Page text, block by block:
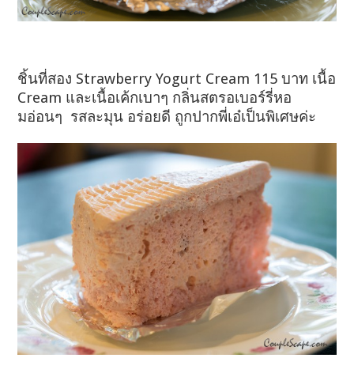
ชิ้นที่สอง Strawberry Yogurt Cream 115 บาท เนื้อ
Cream และเนื้อเค้กเบาๆ กลิ่นสตรอเบอร์รี่หอ
มอ่อนๆ รสละมุน อร่อยดี ถูกปากพี่เอ๋เป็นพิเศษค่ะ